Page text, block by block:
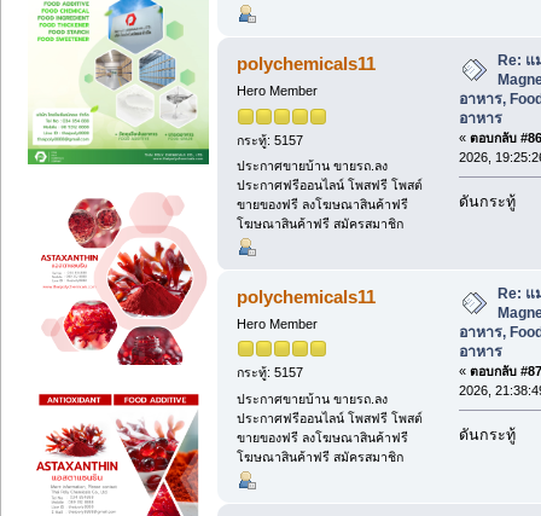
polychemicals11
Hero Member
กระทู้: 5157
ประกาศขายบ้าน ขายรถ.ลง
ประกาศฟรีออนไลน์ โพสฟรี โพสต์
ขายของฟรี ลงโฆษณาสินค้าฟรี
โฆษณาสินค้าฟรี สมัครสมาชิก
Re: แ
อาหาร,
อาหาร
« ตอบกลับ
2026,
ดันกระทู้
polychemicals11
Hero Member
กระทู้: 5157
ประกาศขายบ้าน ขายรถ.ลง
ประกาศฟรีออนไลน์ โพสฟรี โพสต์
ขายของฟรี ลงโฆษณาสินค้าฟรี
โฆษณาสินค้าฟรี สมัครสมาชิก
Re: แ
อาหาร,
อาหาร
« ตอบกลับ
2026,
ดันกระทู้